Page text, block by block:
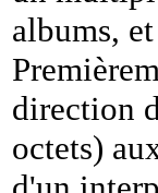
albums,
direction
octets)